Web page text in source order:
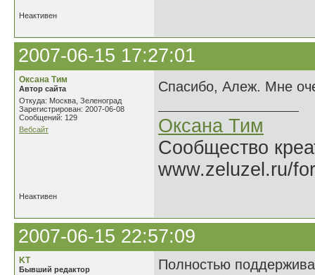
Неактивен
2007-06-15 17:27:01
Оксана Тим
Автор сайта
Откуда: Москва, Зеленоград
Зарегистрирован: 2007-06-08
Сообщений: 129
Вебсайт
Спасибо, Алеж. Мне
Оксана Тим
Сообщество
www.zeluzel.ru/
Неактивен
2007-06-15 22:57:09
KT
Бывший редактор
Полностью